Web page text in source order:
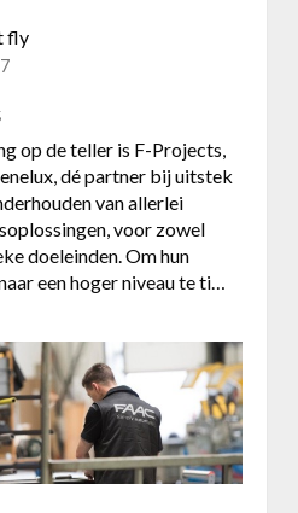
fly
op de teller is F-Projects,
dé partner bij uitstek
van allerlei
voor zowel
doeleinden. Om hun
een hoger niveau te ti…